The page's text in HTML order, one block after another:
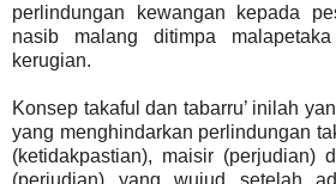
perlindungan kewangan kepada
nasib malang ditimpa
kerugian.
Konsep takaful dan tabarru’ inilah
yang menghindarkan perlindungan
(ketidakpastian), maisir (perjudian)
(perjudian) yang wujud setelah